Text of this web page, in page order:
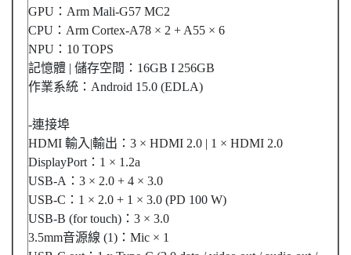
GPU：Arm Mali-G57 MC2
CPU：Arm Cortex-A78 × 2 + A55 × 6
NPU：10 TOPS
記憶體 | 儲存空間：16GB I 256GB
作業系統：Android 15.0 (EDLA)
-連接埠
HDMI 輸入|輸出：3 × HDMI 2.0 | 1 × HDMI 2.0
DisplayPort：1 × 1.2a
USB-A：3 × 2.0 + 4 × 3.0
USB-C：1 × 2.0 + 1 × 3.0 (PD 100 W)
USB-B (for touch)：3 × 3.0
3.5mm音源線 (1)：Mic × 1